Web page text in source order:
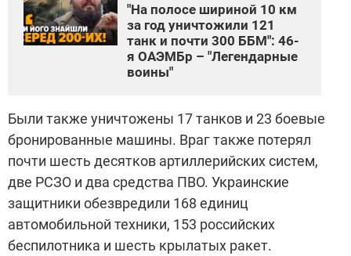
"На полосе шириной 10 км
за год уничтожили 121
танк и почти 300 ББМ": 46-
я ОАЭМБр – "Легендарные
воины"
Были также уничтожены 17 танков и 23 боевые
бронированные машины. Враг также потерял
почти шесть десятков артиллерийских систем,
две РСЗО и два средства ПВО. Украинские
защитники обезвредили 168 единиц
автомобильной техники, 153 российских
беспилотника и шесть крылатых ракет.